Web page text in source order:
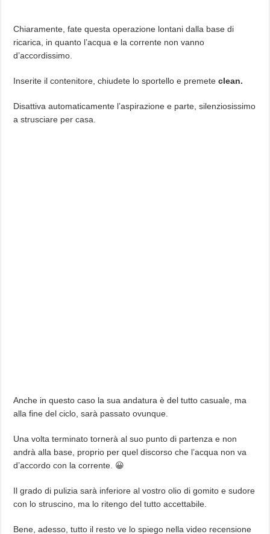
Chiaramente, fate questa operazione lontani dalla base di
ricarica, in quanto l’acqua e la corrente non vanno
d’accordissimo.
Inserite il contenitore, chiudete lo sportello e premeteclean.
Disattiva automaticamente l’aspirazione e parte, silenziosissimo
a strusciare per casa.
Anche in questo caso la sua andatura è del tutto casuale, ma
alla fine del ciclo, sarà passato ovunque.
Una volta terminato tornerà al suo punto di partenza e non
andrà alla base, proprio per quel discorso che l’acqua non va
d’accordo con la corrente. 😀
Il grado di pulizia sarà inferiore al vostro olio di gomito e sudore
con lo struscino, ma lo ritengo del tutto accettabile.
Bene, adesso, tutto il resto ve lo spiego nella video recensione